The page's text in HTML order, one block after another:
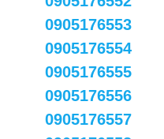
0905176553
0905176554
0905176555
0905176556
0905176557